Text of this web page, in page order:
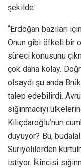
şekilde:
“Erdoğan bazıları
Onun gibi öfkeli bir
süreci konusunu
çok daha kolay.
olsaydı şu anda
talep edebilirdi.
sığınmacıyı
Kılıçdaroğlu’nun
duyuyor? Bu,
Suriyelilerden
istiyor. İkincisi